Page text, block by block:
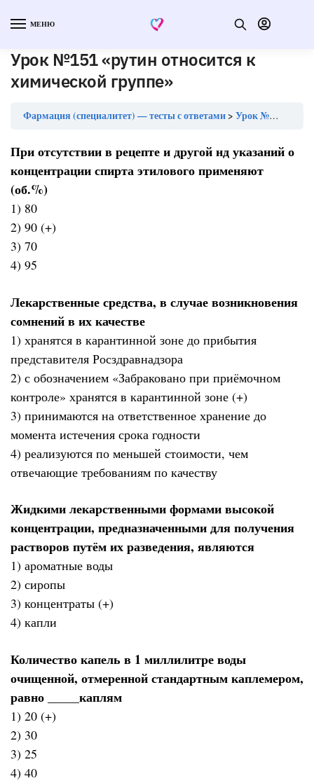
МЕНЮ
Урок №151 «рутин относится к
химической группе»
Фармация (специалитет) — тесты с ответами Урок №151 «рутин относится к химической группе»
При отсутствии в рецепте и другой нд указаний о
концентрации спирта этилового применяют
(об.%)
1) 80
2) 90 (+)
3) 70
4) 95
Лекарственные средства, в случае возникновения
сомнений в их качестве
1) хранятся в карантинной зоне до прибытия
представителя Росздравнадзора
2) с обозначением «Забраковано при приёмочном
контроле» хранятся в карантинной зоне (+)
3) принимаются на ответственное хранение до
момента истечения срока годности
4) реализуются по меньшей стоимости, чем
отвечающие требованиям по качеству
Жидкими лекарственными формами высокой
концентрации, предназначенными для получения
растворов путём их разведения, являются
1) ароматные воды
2) сиропы
3) концентраты (+)
4) капли
Количество капель в 1 миллилитре воды
очищенной, отмеренной стандартным каплемером,
равно _____каплям
1) 20 (+)
2) 30
3) 25
4) 40